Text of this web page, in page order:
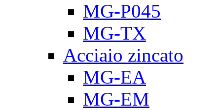
MG-P045
MG-TX
Acciaio zincato
MG-EA
MG-EM